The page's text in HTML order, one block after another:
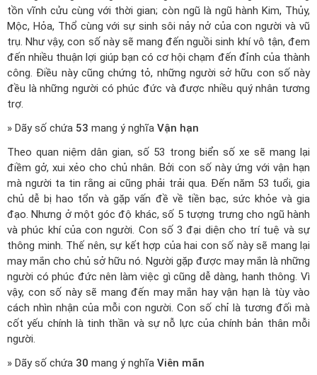
tồn vĩnh cửu cùng với thời gian; còn ngũ là ngũ hành Kim, Thủy,
Mộc, Hỏa, Thổ cùng với sự sinh sôi nảy nở của con người và vũ
trụ. Như vậy, con số này sẽ mang đến nguồi sinh khí vô tận, đem
đến nhiều thuận lợi giúp bạn có cơ hội chạm đến đỉnh của thành
công. Điều này cũng chứng tỏ, những người sở hữu con số này
đều là những người có phúc đức và được nhiều quý nhân tương
trợ.
» Dãy số chứa 53 mang ý nghĩa Vận hạn
Theo quan niệm dân gian, số 53 trong biển số xe sẽ mang lại
điềm gở, xui xẻo cho chủ nhân. Bởi con số này ứng với vận hạn
mà người ta tin rằng ai cũng phải trải qua. Đến năm 53 tuổi, gia
chủ dễ bị hao tổn và gặp vấn đề về tiền bạc, sức khỏe và gia
đạo. Nhưng ở một góc độ khác, số 5 tượng trưng cho ngũ hành
và phúc khí của con người. Con số 3 đại diện cho trí tuệ và sự
thông minh. Thế nên, sự kết hợp của hai con số này sẽ mang lại
may mắn cho chủ sở hữu nó. Người gặp được may mắn là những
người có phúc đức nên làm việc gì cũng dễ dàng, hanh thông. Vì
vậy, con số này sẽ mang đến may mắn hay vận hạn là tùy vào
cách nhìn nhận của mỗi con người. Con số chỉ là tương đối mà
cốt yếu chính là tinh thần và sự nỗ lực của chính bản thân mỗi
người.
» Dãy số chứa 30 mang ý nghĩa Viên mãn